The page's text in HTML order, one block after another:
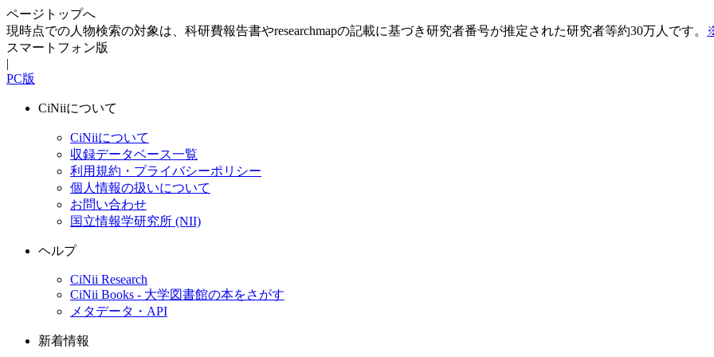
ページトップへ
現時点での人物検索の対象は、科研費報告書やresearchmapの記載に基づき研究者番号が推定された研究者等約30万人です。
スマートフォン版
|
PC版
CiNiiについて
CiNiiについて
収録データベース一覧
利用規約・プライバシーポリシー
個人情報の扱いについて
お問い合わせ
国立情報学研究所 (NII)
ヘルプ
CiNii Research
CiNii Books - 大学図書館の本をさがす
メタデータ・API
新着情報